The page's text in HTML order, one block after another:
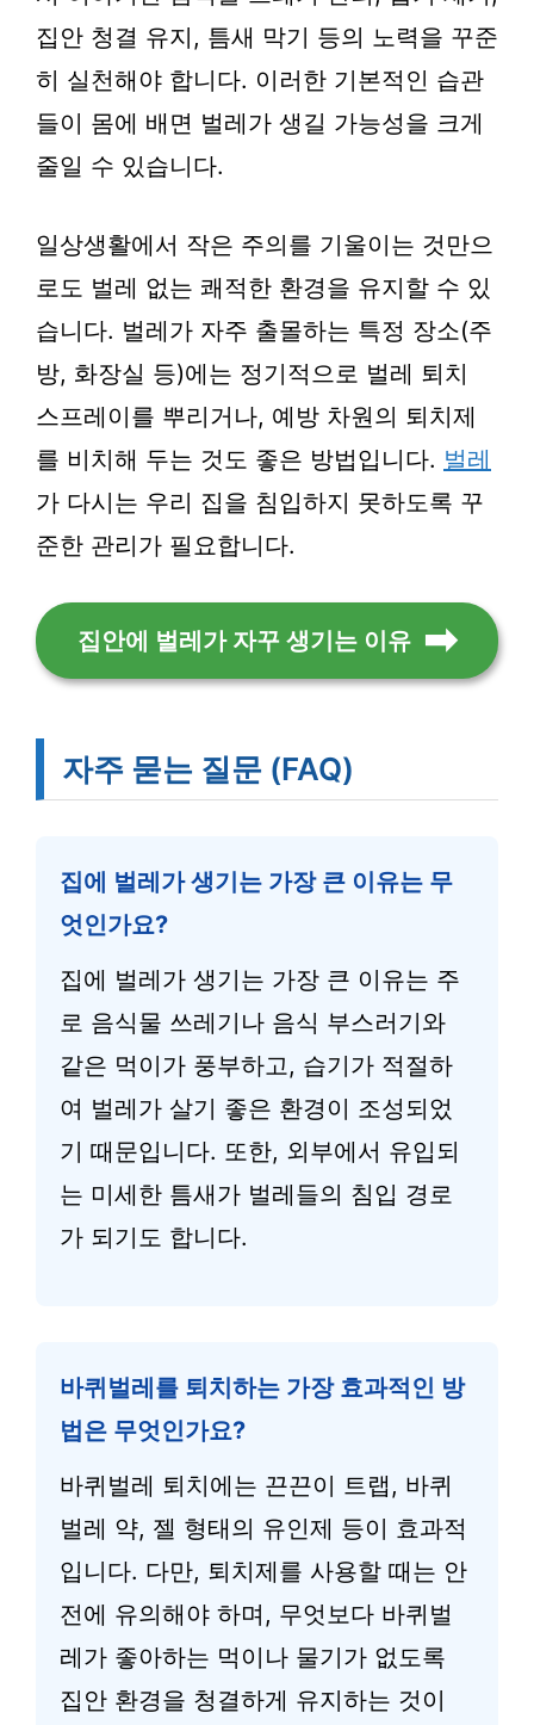
집안 청결 유지, 틈새 막기 등의 노력을 꾸준
히 실천해야 합니다. 이러한 기본적인 습관
들이 몸에 배면 벌레가 생길 가능성을 크게
줄일 수 있습니다.
일상생활에서 작은 주의를 기울이는 것만으
로도 벌레 없는 쾌적한 환경을 유지할 수 있
습니다. 벌레가 자주 출몰하는 특정 장소(주
방, 화장실 등)에는 정기적으로 벌레 퇴치
스프레이를 뿌리거나, 예방 차원의 퇴치제
를 비치해 두는 것도 좋은 방법입니다. 벌레
가 다시는 우리 집을 침입하지 못하도록 꾸
준한 관리가 필요합니다.
집안에 벌레가 자꾸 생기는 이유
자주 묻는 질문 (FAQ)
집에 벌레가 생기는 가장 큰 이유는 무
엇인가요?
집에 벌레가 생기는 가장 큰 이유는 주
로 음식물 쓰레기나 음식 부스러기와
같은 먹이가 풍부하고, 습기가 적절하
여 벌레가 살기 좋은 환경이 조성되었
기 때문입니다. 또한, 외부에서 유입되
는 미세한 틈새가 벌레들의 침입 경로
가 되기도 합니다.
바퀴벌레를 퇴치하는 가장 효과적인 방
법은 무엇인가요?
바퀴벌레 퇴치에는 끈끈이 트랩, 바퀴
벌레 약, 젤 형태의 유인제 등이 효과적
입니다. 다만, 퇴치제를 사용할 때는 안
전에 유의해야 하며, 무엇보다 바퀴벌
레가 좋아하는 먹이나 물기가 없도록
집안 환경을 청결하게 유지하는 것이